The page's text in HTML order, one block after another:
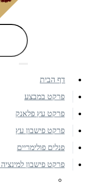
דף הבית
פרקט במבצע
פרקט עץ פלאנק
פרקט פישבון עץ
פנלים פולימריים
פרקט פישבון למינציה